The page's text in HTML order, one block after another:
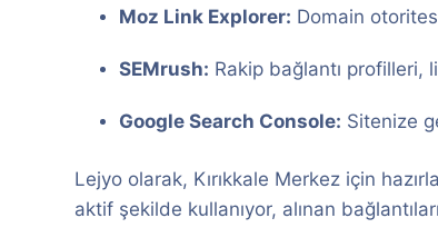
Moz Link Explorer: Domain
SEMrush: Rakip bağlantı profilleri,
Google Search Console: Sitenize
Lejyo olarak, Kırıkkale Merkez için
aktif şekilde kullanıyor, alınan